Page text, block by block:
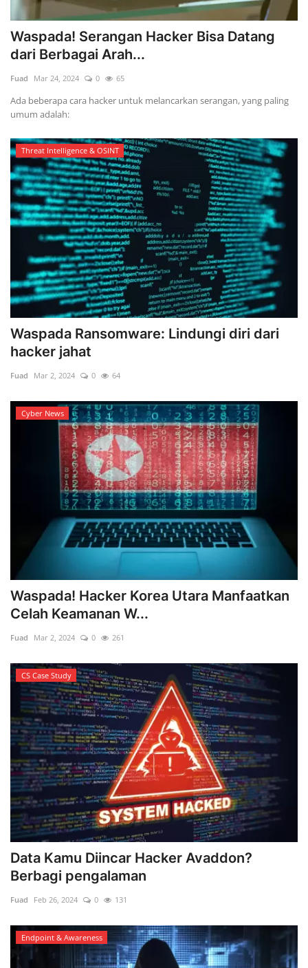
Waspada! Serangan Hacker Bisa Datang
dari Berbagai Arah...
Fuad Mar 24, 2024 0 65
Ada beberapa cara hacker untuk melancarkan serangan, yang paling
umum adalah:
Threat Intelligence & OSINT
Waspada Ransomware: Lindungi diri dari
hacker jahat
Fuad Mar 2, 2024 0 64
Cyber News
Waspada! Hacker Korea Utara Manfaatkan
Celah Keamanan W...
Fuad Mar 2, 2024 0 261
CS Case Study
Data Kamu Diincar Hacker Avaddon?
Berbagi pengalaman
Fuad Feb 26, 2024 0 131
Endpoint & Awareness